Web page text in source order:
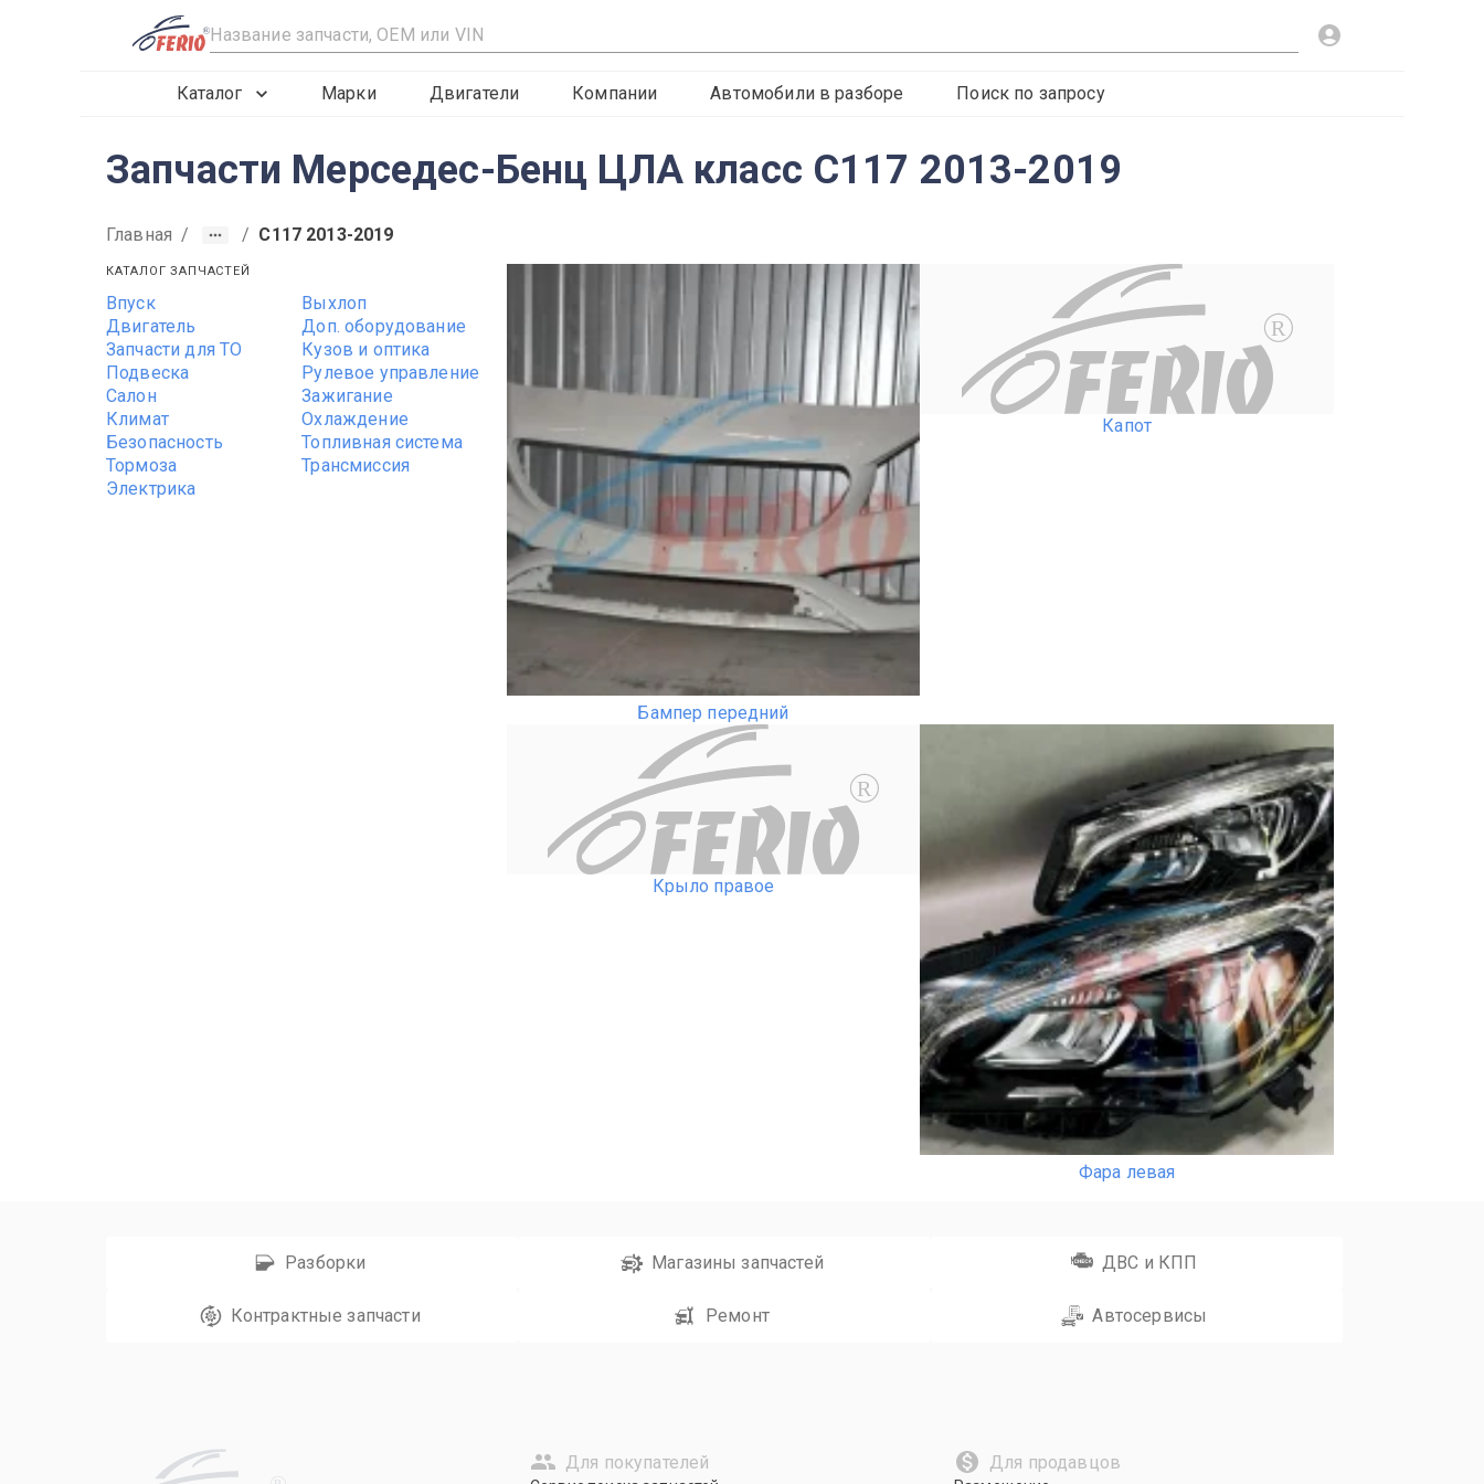
R
Каталог Марки Двигатели Компании Автомобили в разборе Поиск по запросу
Запчасти Мерседес-Бенц ЦЛА класс C117 2013-2019
Главная / / C117 2013-2019
КАТАЛОГ ЗАПЧАСТЕЙ
Впуск
Выхлоп
Двигатель
Доп. оборудование
Запчасти для ТО
Кузов и оптика
Подвеска
Рулевое управление
Салон
Зажигание
Климат
Охлаждение
Безопасность
Топливная система
Тормоза
Трансмиссия
Электрика
Бампер передний
R
Капот
R
Крыло правое
Фара левая
Разборки Магазины запчастей ДВС и КПП
Контрактные запчасти Ремонт Автосервисы
Для покупателей Для продавцов